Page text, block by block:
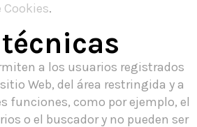
Cookies.
a los usuarios registrados
Web, del área restringida y a
funciones, como por ejemplo, el
o el buscador y no pueden ser